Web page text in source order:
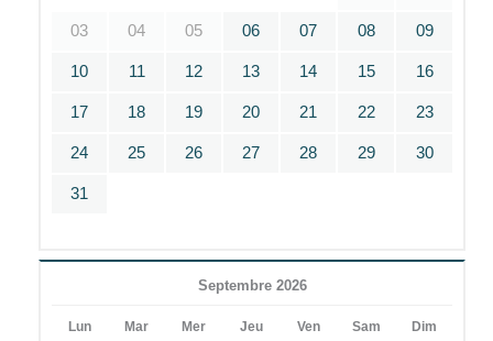
03 04 05 06 07 08 09
10 11 12 13 14 15 16
17 18 19 20 21 22 23
24 25 26 27 28 29 30
31
Septembre 2026
Lun Mar Mer Jeu Ven Sam Dim